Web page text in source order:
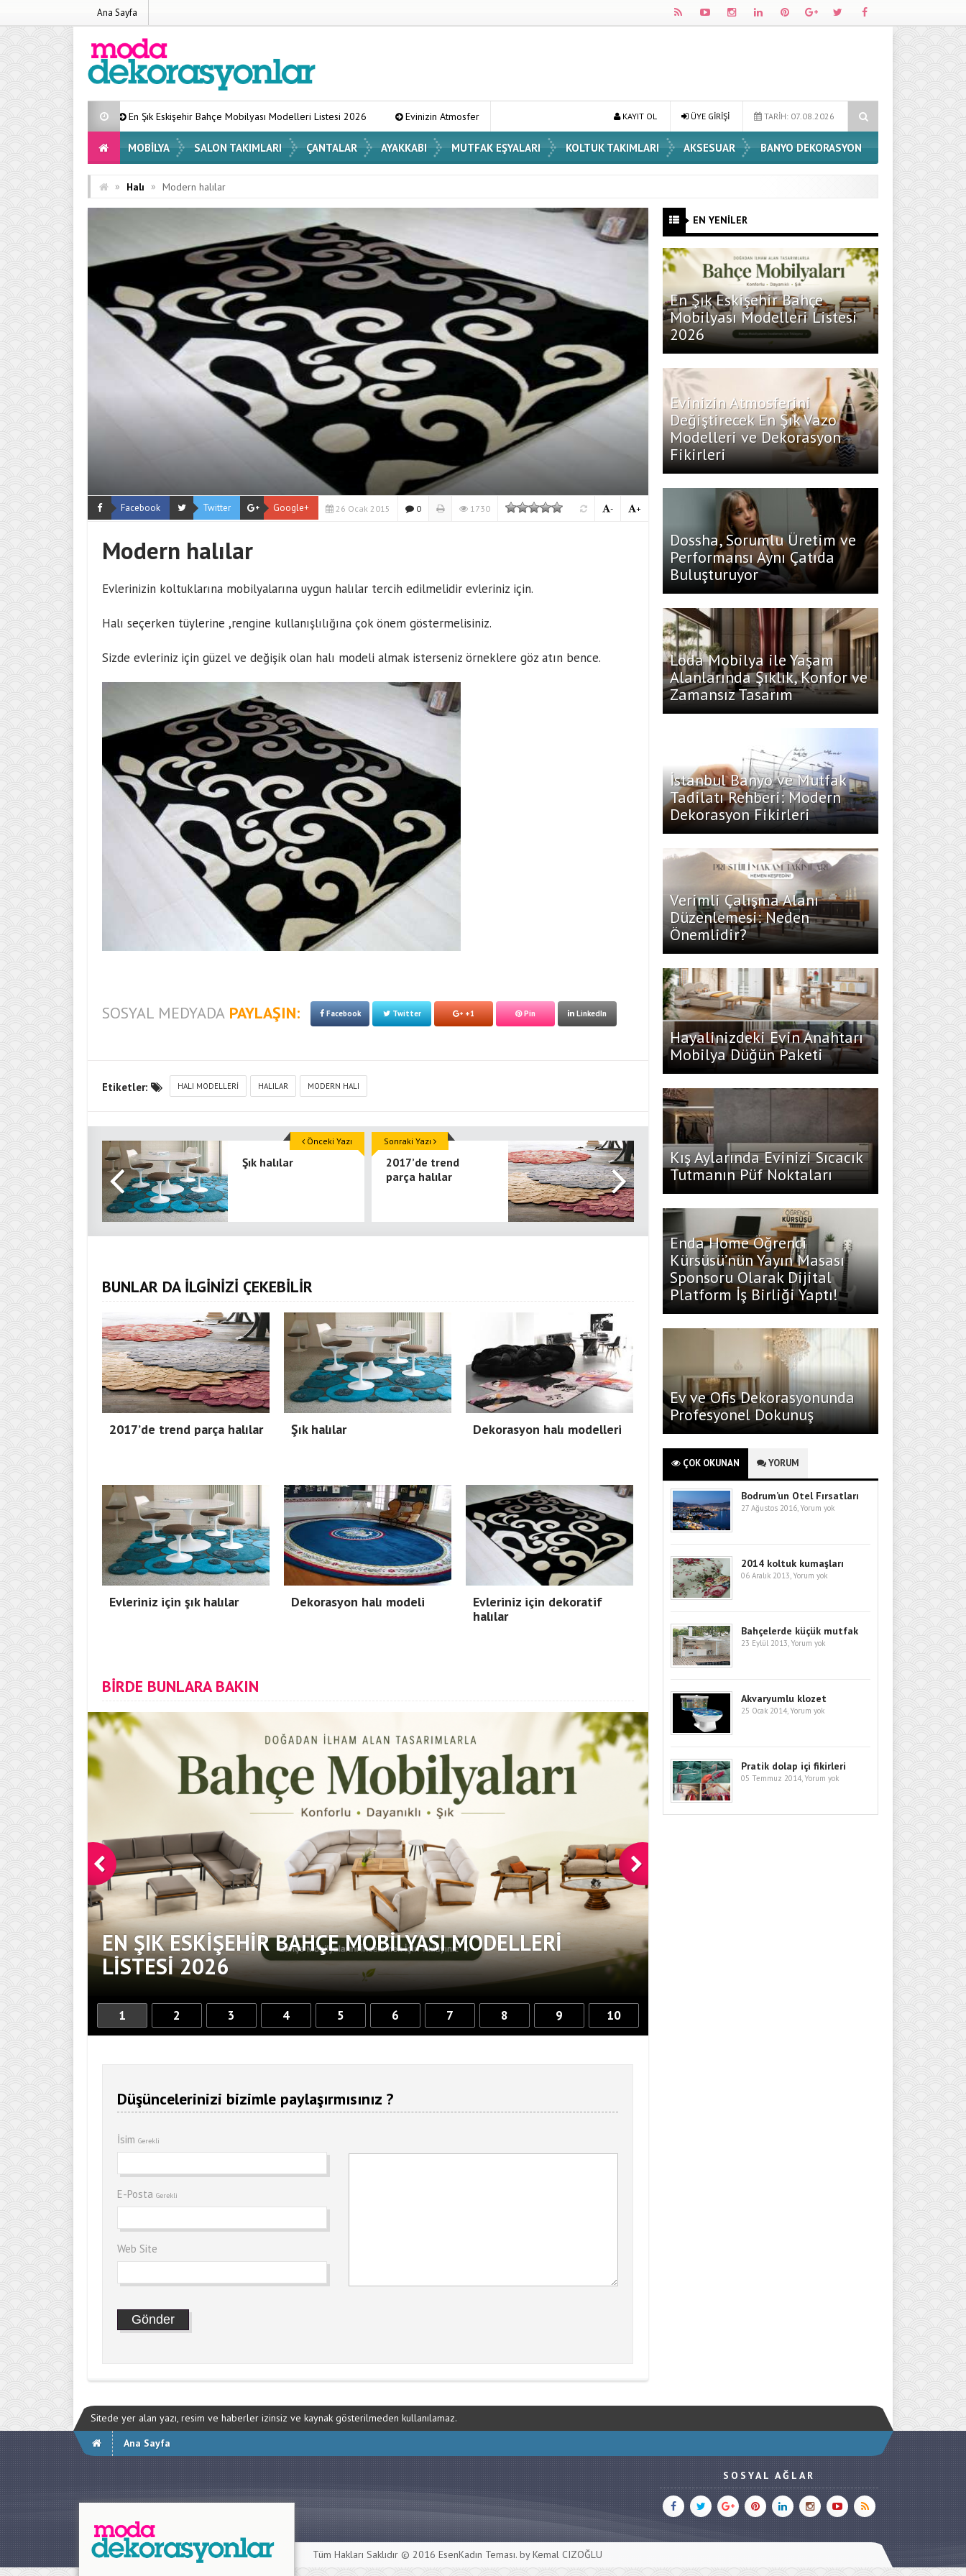
Ana Sayfa
En Şık Eskişehir Bahçe Mobilyası Modelleri Listesi 2026 Evinizin Atmosferini Değiştirecek En Şık Vazo Modelleri ve Dekorasyon Fikirleri Dossha, Sorumlu Üretim ve Performansı Aynı Çatıda
TARİH: 07.08.2026
ÜYE GİRİŞİ
KAYIT OL
MOBILYA SALON TAKIMLARI ÇANTALAR AYAKKABI MUTFAK EŞYALARI KOLTUK TAKIMLARI AKSESUAR BANYO DEKORASYON
» Halı » Modern halılar
Facebook Twitter Google+ 26 Ocak 2015 0 1730 +
-
Modern halılar
Evlerinizin koltuklarına mobilyalarına uygun halılar tercih edilmelidir evleriniz için.
Halı seçerken tüylerine ,rengine kullanışlılığına çok önem göstermelisiniz.
Sizde evleriniz için güzel ve değişik olan halı modeli almak isterseniz örneklere göz atın bence.
SOSYAL MEDYADA PAYLAŞIN: Facebook Twitter +1 Pin LinkedIn
Etiketler: HALI MODELLERI HALILAR MODERN HALI
Şık halılar
Önceki Yazı
2017’de trend
parça halılar
Sonraki Yazı
BUNLAR DA İLGİNİZİ ÇEKEBİLİR
2017’de trend parça halılar Şık halılar Dekorasyon halı modelleri
Evleriniz için şık halılar Dekorasyon halı modeli
Evleriniz için dekoratif
halılar
BİRDE BUNLARA BAKIN
EN ŞIK ESKIŞEHIR BAHÇE MOBILYASI MODELLERI
LISTESI 2026
EVINIZIN ATMOSFERINI
MODELLERI VE DEKORASYON
1 2 3 4 5 6 7 8 9 10
Düşüncelerinizi bizimle paylaşırmısınız ?
İsim Gerekli
E-Posta Gerekli
Web Site
EN YENİLER
En Şık Eskişehir Bahçe
Mobilyası Modelleri Listesi
2026
Evinizin Atmosferini
Değiştirecek En Şık Vazo
Modelleri ve Dekorasyon
Fikirleri
Dossha, Sorumlu Üretim ve
Performansı Aynı Çatıda
Buluşturuyor
Loda Mobilya ile Yaşam
Alanlarında Şıklık, Konfor ve
Zamansız Tasarım
İstanbul Banyo ve Mutfak
Tadilatı Rehberi: Modern
Dekorasyon Fikirleri
Verimli Çalışma Alanı
Düzenlemesi: Neden
Önemlidir?
Hayalinizdeki Evin Anahtarı
Mobilya Düğün Paketi
Kış Aylarında Evinizi Sıcacık
Tutmanın Püf Noktaları
Enda Home Öğrenci
Kürsüsü’nün Yayın Masası
Sponsoru Olarak Dijital
Platform İş Birliği Yaptı!
Ev ve Ofis Dekorasyonunda
Profesyonel Dokunuş
ÇOK OKUNAN YORUM
Bodrum’un Otel Fırsatları
27 Ağustos 2016, Yorum yok
2014 koltuk kumaşları
06 Aralık 2013, Yorum yok
Bahçelerde küçük mutfak
23 Eylül 2013, Yorum yok
Akvaryumlu klozet
25 Ocak 2014, Yorum yok
Pratik dolap içi fikirleri
05 Temmuz 2014, Yorum yok
Sitede yer alan yazı, resim ve haberler izinsiz ve kaynak gösterilmeden kullanılamaz.
Ana Sayfa
SOSYAL AĞLAR
Tüm Hakları Saklıdır © 2016 EsenKadın Teması. by Kemal CIZOĞLU